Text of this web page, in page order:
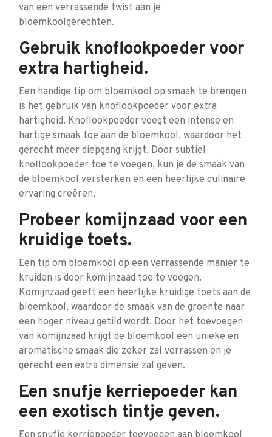
van een verrassende twist aan je
bloemkoolgerechten.
Gebruik knoflookpoeder voor
extra hartigheid.
Een handige tip om bloemkool op smaak te brengen
is het gebruik van knoflookpoeder voor extra
hartigheid. Knoflookpoeder voegt een intense en
hartige smaak toe aan de bloemkool, waardoor het
gerecht meer diepgang krijgt. Door subtiel
knoflookpoeder toe te voegen, kun je de smaak van
de bloemkool versterken en een heerlijke culinaire
ervaring creëren.
Probeer komijnzaad voor een
kruidige toets.
Een tip om bloemkool op een verrassende manier te
kruiden is door komijnzaad toe te voegen.
Komijnzaad geeft een heerlijke kruidige toets aan de
bloemkool, waardoor de smaak van de groente naar
een hoger niveau getild wordt. Door het toevoegen
van komijnzaad krijgt de bloemkool een unieke en
aromatische smaak die zeker zal verrassen en je
gerecht een extra dimensie zal geven.
Een snufje kerriepoeder kan
een exotisch tintje geven.